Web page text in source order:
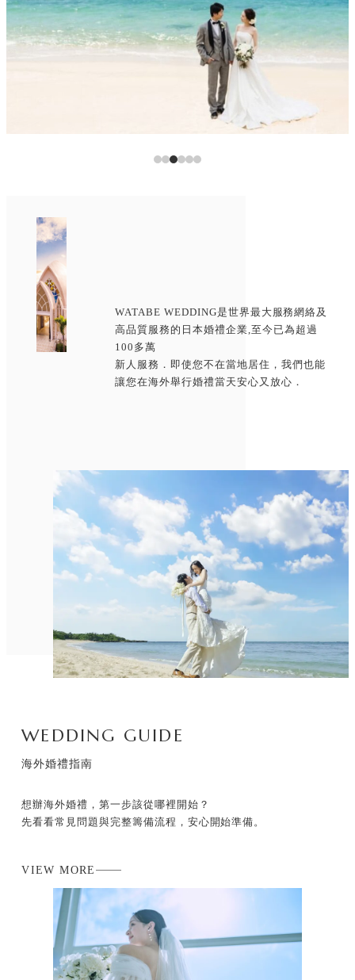
WATABE WEDDING是世界最大服務網絡及
高品質服務的日本婚禮企業,至今已為超過
100多萬
新人服務．即使您不在當地居住，我們也能
讓您在海外舉行婚禮當天安心又放心．
WEDDING GUIDE
海外婚禮指南
想辦海外婚禮，第一步該從哪裡開始？
先看看常見問題與完整籌備流程，安心開始準備。
VIEW MORE